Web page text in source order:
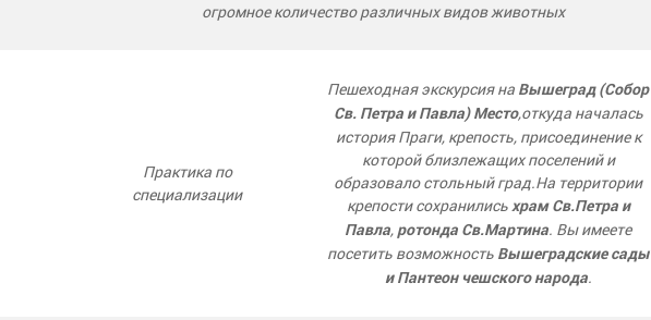
огромное количество различных видов животных
Практика по
специализации
Пешеходная экскурсия на Вышеград (Собор
Св. Петра и Павла) Место,откуда началась
история Праги, крепость, присоединение к
которой близлежащих поселений и
образовало стольный град.На территории
крепости сохранились храм Св.Петра и
Павла, ротонда Св.Мартина. Вы имеете
посетить возможность Вышеградские сады
и Пантеон чешского народа.